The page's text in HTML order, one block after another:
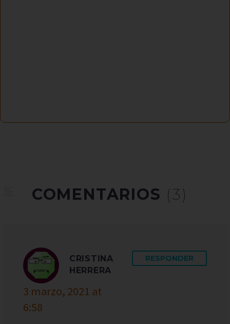
COMENTARIOS (3)
CRISTINA
HERRERA
3 marzo, 2021 at
6:58
RESPONDER